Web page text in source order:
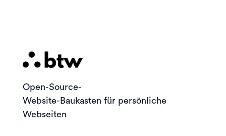
Open-Source-
Website-Baukasten für persönliche
Webseiten